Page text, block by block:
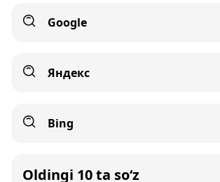
Google
Яндекс
Bing
Oldingi 10 ta so‘z